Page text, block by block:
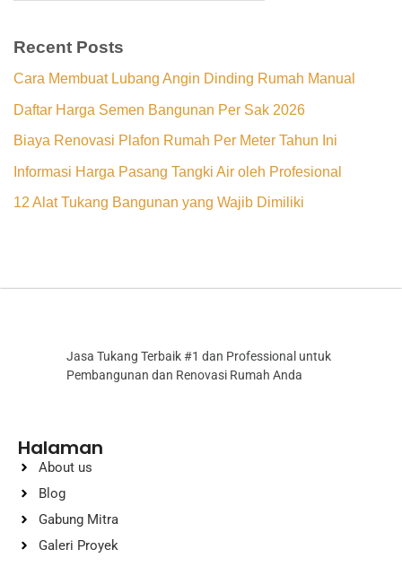
Recent Posts
Cara Membuat Lubang Angin Dinding Rumah Manual
Daftar Harga Semen Bangunan Per Sak 2026
Biaya Renovasi Plafon Rumah Per Meter Tahun Ini
Informasi Harga Pasang Tangki Air oleh Profesional
12 Alat Tukang Bangunan yang Wajib Dimiliki
Jasa Tukang Terbaik #1 dan Professional untuk
Pembangunan dan Renovasi Rumah Anda
Halaman
About us
Blog
Gabung Mitra
Galeri Proyek